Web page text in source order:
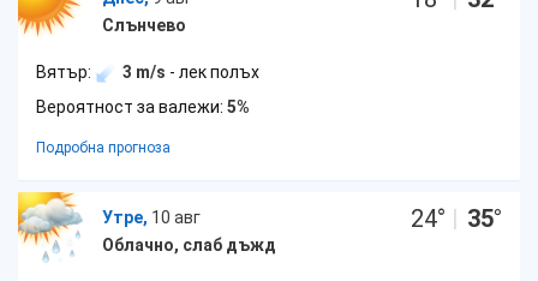
Слънчево
Вятър: 3 m/s - лек полъх
Вероятност за валежи: 5%
Подробна прогноза
Утре, 10 авг
Облачно, слаб дъжд
24° | 35°